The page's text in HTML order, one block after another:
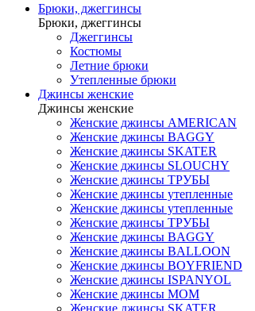
Брюки, джеггинсы
Брюки, джеггинсы
Джеггинсы
Костюмы
Летние брюки
Утепленные брюки
Джинсы женские
Джинсы женские
Женские джинсы AMERICAN
Женские джинсы BAGGY
Женские джинсы SKATER
Женские джинсы SLOUCHY
Женские джинсы ТРУБЫ
Женские джинсы утепленные
Женские джинсы утепленные
Женские джинсы ТРУБЫ
Женские джинсы BAGGY
Женские джинсы BALLOON
Женские джинсы BOYFRIEND
Женские джинсы ISPANYOL
Женские джинсы МОМ
Женские джинсы SKATER